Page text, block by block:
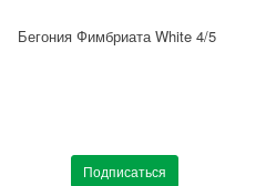
Бегония Фимбриата White 4/5
Подписаться